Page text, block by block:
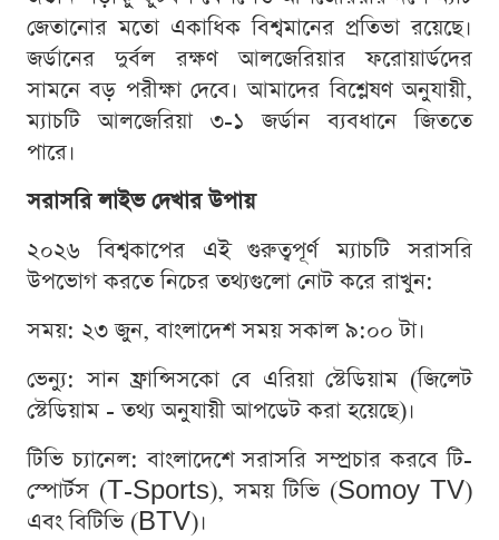
জেতানোর মতো একাধিক বিশ্বমানের প্রতিভা রয়েছে।
জর্ডানের দুর্বল রক্ষণ আলজেরিয়ার ফরোয়ার্ডদের
সামনে বড় পরীক্ষা দেবে। আমাদের বিশ্লেষণ অনুযায়ী,
ম্যাচটি আলজেরিয়া ৩-১ জর্ডান ব্যবধানে জিততে
পারে।
সরাসরি লাইভ দেখার উপায়
২০২৬ বিশ্বকাপের এই গুরুত্বপূর্ণ ম্যাচটি সরাসরি
উপভোগ করতে নিচের তথ্যগুলো নোট করে রাখুন:
সময়: ২৩ জুন, বাংলাদেশ সময় সকাল ৯:০০ টা।
ভেন্যু: সান ফ্রান্সিসকো বে এরিয়া স্টেডিয়াম (জিলেট
স্টেডিয়াম - তথ্য অনুযায়ী আপডেট করা হয়েছে)।
টিভি চ্যানেল: বাংলাদেশে সরাসরি সম্প্রচার করবে টি-
স্পোর্টস (T-Sports), সময় টিভি (Somoy TV)
এবং বিটিভি (BTV)।